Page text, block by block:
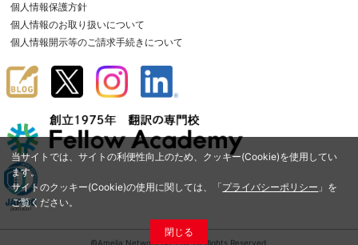
当サイトでは、サイトの利便性向上のため、クッキー(Cookie)を使用してい
ます。
サイトのクッキー(Cookie)の使用に関しては、「プライバシーポリシー 」を
ご覧ください。
閉じる
個人情報保護方針
個人情報のお取り扱いについて
個人情報開示等のご請求手続きについて
©Amelia Network Co.,Ltd. All Rights Reserved.